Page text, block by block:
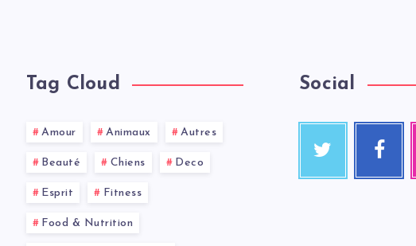
Tag Cloud
Amour Animaux Autres
Beauté Chiens Deco
Esprit Fitness
Food & Nutrition
Social